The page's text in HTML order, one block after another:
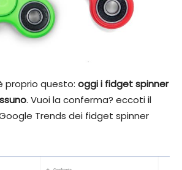
proprio questo: oggi i fidget spinner
. Vuoi la conferma? eccoti il
Trends dei fidget spinner